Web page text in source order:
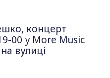
концерт
00 у More Music
вулиці